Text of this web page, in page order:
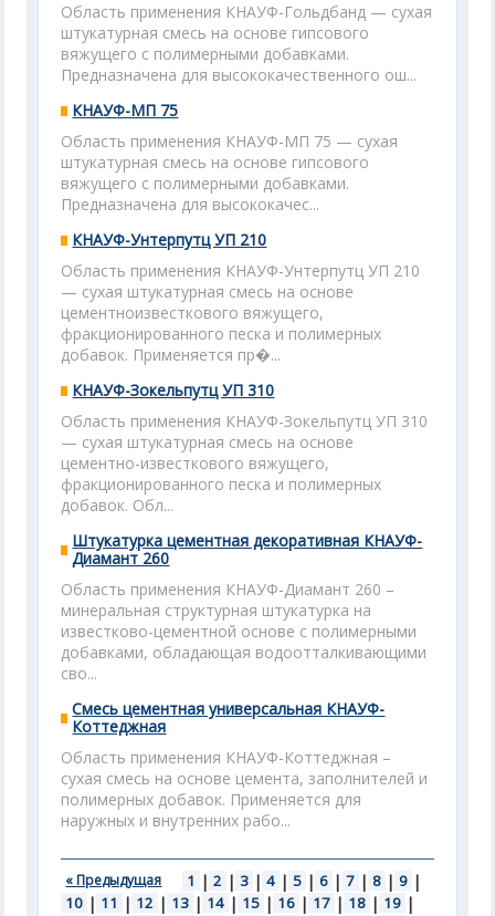
Область применения КНАУФ-Гольдбанд — сухая
штукатурная смесь на основе гипсового
вяжущего с полимерными добавками.
Предназначена для высококачественного ош...
КНАУФ-МП 75
Область применения КНАУФ-МП 75 — сухая
штукатурная смесь на основе гипсового
вяжущего с полимерными добавками.
Предназначена для высококачес...
КНАУФ-Унтерпутц УП 210
Область применения КНАУФ-Унтерпутц УП 210
— сухая штукатурная смесь на основе
цементноизвесткового вяжущего,
фракционированного песка и полимерных
добавок. Применяется пр�...
КНАУФ-Зокельпутц УП 310
Область применения КНАУФ-Зокельпутц УП 310
— сухая штукатурная смесь на основе
цементно-известкового вяжущего,
фракционированного песка и полимерных
добавок. Обл...
Штукатурка цементная декоративная КНАУФ-
Диамант 260
Область применения КНАУФ-Диамант 260 –
минеральная структурная штукатурка на
известково-цементной основе с полимерными
добавками, обладающая водоотталкивающими
сво...
Смесь цементная универсальная КНАУФ-
Коттеджная
Область применения КНАУФ-Коттеджная –
сухая смесь на основе цемента, заполнителей и
полимерных добавок. Применяется для
наружных и внутренних рабо...
« Предыдущая 1 | 2 | 3 | 4 | 5 | 6 | 7 | 8 | 9 |
10 | 11 | 12 | 13 | 14 | 15 | 16 | 17 | 18 | 19 |